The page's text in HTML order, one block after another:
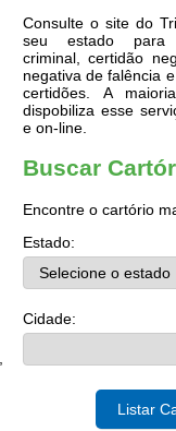
Consulte o site do
seu estado para
criminal, certidão
negativa de falência
certidões. A
dispobiliza esse
e on-line.
Buscar
Encontre o cartório
Estado:
Cidade:
Listar